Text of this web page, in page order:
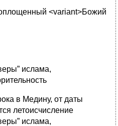
<variant>Божий
ислама,
в Медину, от даты
летоисчисление
ислама,